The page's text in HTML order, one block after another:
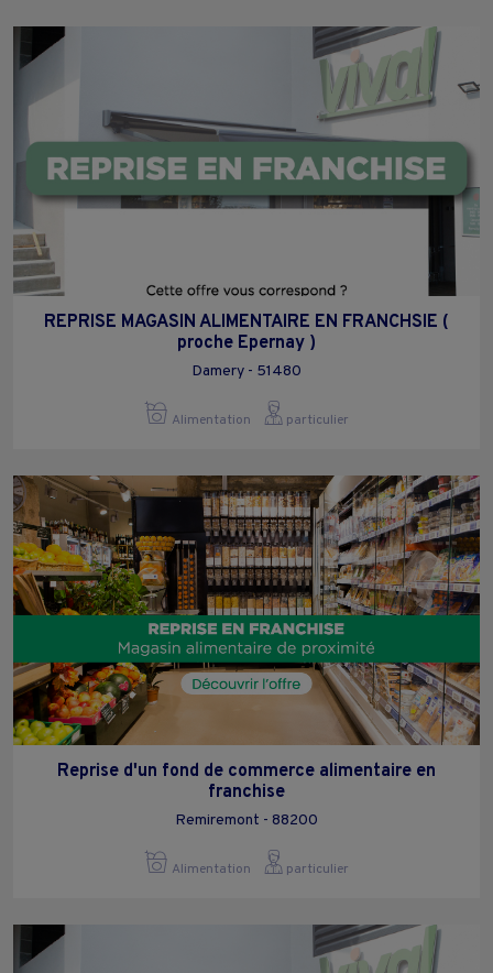
REPRISE MAGASIN ALIMENTAIRE EN FRANCHSIE (
proche Epernay )
Damery - 51480
Alimentation particulier
Reprise d'un fond de commerce alimentaire en
franchise
Remiremont - 88200
Alimentation particulier